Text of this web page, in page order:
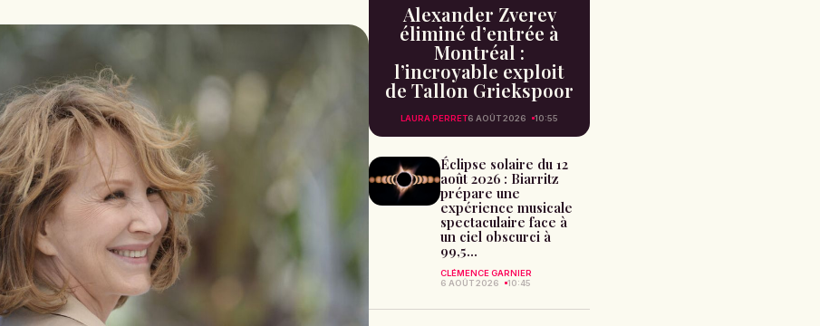
Alexander Zverev
éliminé d’entrée à
Montréal :
l’incroyable exploit
de Tallon Griekspoor
LAURA PERRET6 AOÛT 2026 10:55
Éclipse solaire du 12
août 2026 : Biarritz
prépare une
expérience musicale
spectaculaire face à
un ciel obscurci à
99,5...
CLÉMENCE GARNIER
6 AOÛT 2026
10:45